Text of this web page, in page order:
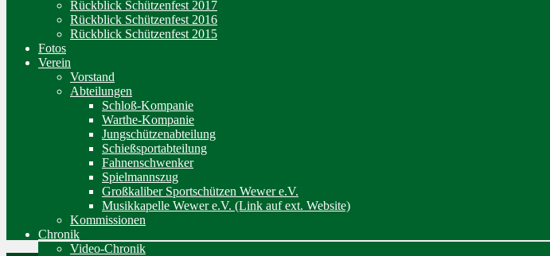
Rückblick Schützenfest 2017
Rückblick Schützenfest 2016
Rückblick Schützenfest 2015
Fotos
Verein
Vorstand
Abteilungen
Schloß-Kompanie
Warthe-Kompanie
Jungschützenabteilung
Schießsportabteilung
Fahnenschwenker
Spielmannszug
Großkaliber Sportschützen Wewer e.V.
Musikkapelle Wewer e.V. (Link auf ext. Website)
Kommissionen
Chronik
Video-Chronik